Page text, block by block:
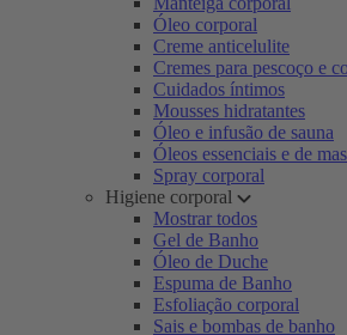
Óleo corporal
Creme anticelulite
Cremes para pescoço e
Cuidados íntimos
Mousses hidratantes
Óleo e infusão de sauna
Óleos essenciais e de
Spray corporal
Higiene corporal
Mostrar todos
Gel de Banho
Óleo de Duche
Espuma de Banho
Esfoliação corporal
Sais e bombas de banho